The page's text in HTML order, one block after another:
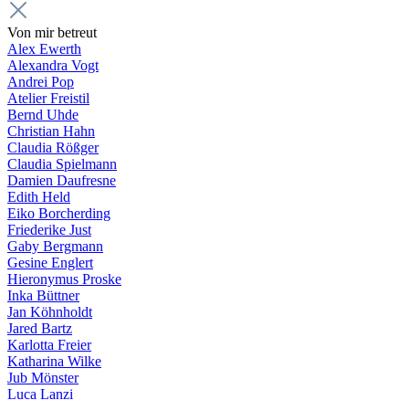
Von mir betreut
Alex Ewerth
Alexandra Vogt
Andrei Pop
Atelier Freistil
Bernd Uhde
Christian Hahn
Claudia Rößger
Claudia Spielmann
Damien Daufresne
Edith Held
Eiko Borcherding
Friederike Just
Gaby Bergmann
Gesine Englert
Hieronymus Proske
Inka Büttner
Jan Köhnholdt
Jared Bartz
Karlotta Freier
Katharina Wilke
Jub Mönster
Luca Lanzi